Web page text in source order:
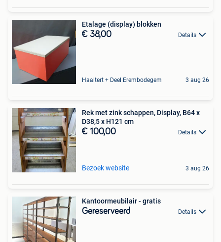
Etalage (display) blokken
€ 38,00 Details
Haaltert + Deel Erembodegem 3 aug 26
Rek met zink schappen, Display, B64 x
D38,5 x H121 cm
€ 100,00 Details
Bezoek website 3 aug 26
Kantoormeubilair - gratis
Gereserveerd Details